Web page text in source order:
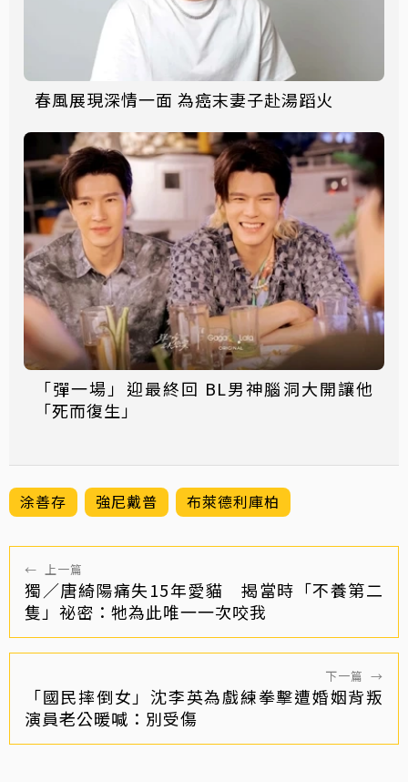
春風展現深情一面 為癌末妻子赴湯蹈火
「彈一場」迎最終回 BL男神腦洞大開讓他
「死而復生」
涂善存 強尼戴普 布萊德利庫柏
← 上一篇
獨／唐綺陽痛失15年愛貓 揭當時「不養第二
隻」祕密：牠為此唯一一次咬我
下一篇 →
「國民摔倒女」沈李英為戲練拳擊遭婚姻背叛
演員老公暖喊：別受傷